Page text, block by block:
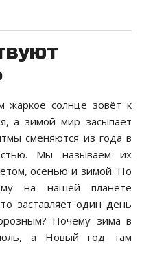
жаркое солнце зовёт к
а зимой мир засыпает
сменяются из года в
Мы называем их
осенью и зимой. Но
на нашей планете
заставляет один день
Почему зима в
а Новый год там